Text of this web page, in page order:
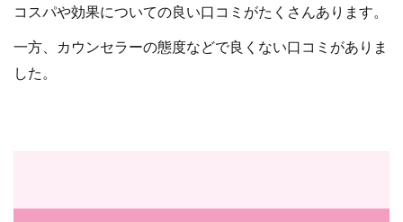
コスパや効果についての良い口コミがたくさんあります。
一方、カウンセラーの態度などで良くない口コミがありま
した。